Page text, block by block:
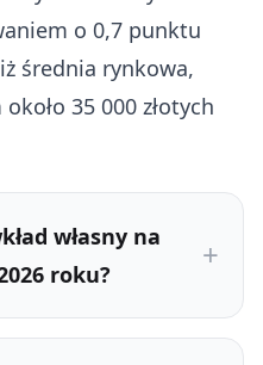
o 0,7 punktu
średnia rynkowa,
35 000 złotych
własny na
roku?